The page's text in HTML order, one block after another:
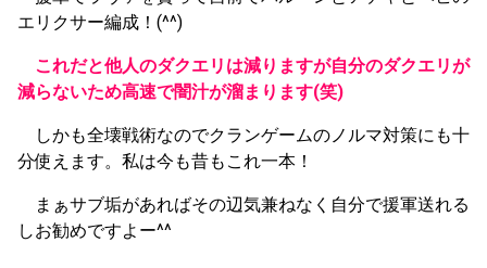
エリクサー編成！(^^)
これだと他人のダクエリは減りますが自分のダクエリが
減らないため高速で闇汁が溜まります(笑)
しかも全壊戦術なのでクランゲームのノルマ対策にも十
分使えます。私は今も昔もこれ一本！
まぁサブ垢があればその辺気兼ねなく自分で援軍送れる
しお勧めですよー^^